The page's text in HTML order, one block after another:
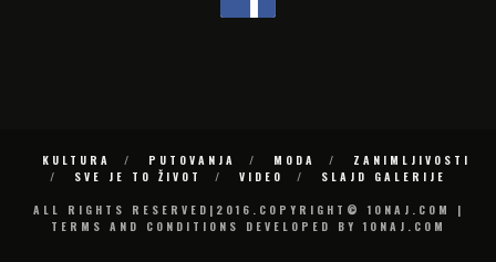
KULTURA PUTOVANJA MODA
ZANIMLJIVOSTI
SVE JE TO ŽIVOT
VIDEO
SLAJD GALERIJE
ALL RIGHTS RESERVED|2016.COPYRIGHT© 10NAJ.COM |
TERMS AND CONDITIONS DEVELOPED BY 10NAJ.COM